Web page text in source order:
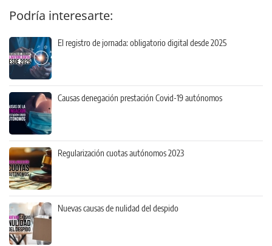
Podría interesarte:
El registro de jornada: obligatorio digital desde 2025
Causas denegación prestación Covid-19 autónomos
Regularización cuotas autónomos 2023
Nuevas causas de nulidad del despido